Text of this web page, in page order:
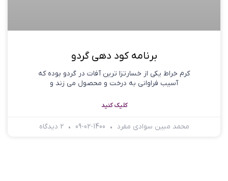
برنامه کود دهی گردو
کرم خراط یکی از خسارت­زا ترین آفات در گردو بوده که
آسیب فراوانی به درخت و محصول می زند و
کلیک کنید
محمد مبین سوادی مفرد 2 دیدگاه